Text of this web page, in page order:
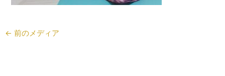
← 前のメディア